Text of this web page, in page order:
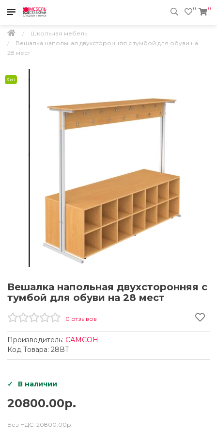
0
0
Школьная мебель
Вешалка напольная двухсторонняя с тумбой для обуви на
28 мест
Хит
Вешалка напольная двухсторонняя с
тумбой для обуви на 28 мест
0 отзывов
Производитель: САМСОН
Код Товара: 28ВТ
В наличии
20800.00р.
Без НДС: 20800.00р.